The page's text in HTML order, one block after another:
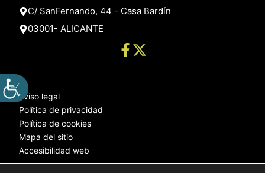
C/ SanFernando, 44 - Casa Bardín
03001- ALICANTE
Aviso legal
Política de privacidad
Política de cookies
Mapa del sitio
Accesibilidad web